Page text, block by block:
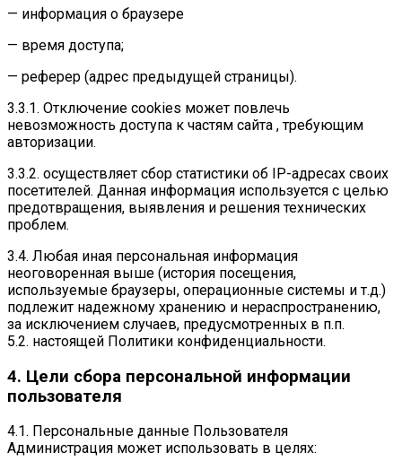
— информация о браузере
— время доступа;
— реферер (адрес предыдущей страницы).
3.3.1. Отключение cookies может повлечь
невозможность доступа к частям сайта , требующим
авторизации.
3.3.2. осуществляет сбор статистики об IP-адресах своих
посетителей. Данная информация используется с целью
предотвращения, выявления и решения технических
проблем.
3.4. Любая иная персональная информация
неоговоренная выше (история посещения,
используемые браузеры, операционные системы и т.д.)
подлежит надежному хранению и нераспространению,
за исключением случаев, предусмотренных в п.п.
5.2. настоящей Политики конфиденциальности.
4. Цели сбора персональной информации
пользователя
4.1. Персональные данные Пользователя
Администрация может использовать в целях: